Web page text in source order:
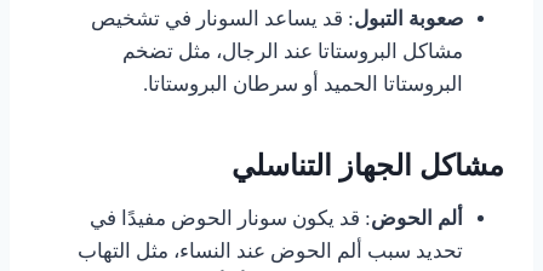
صعوبة التبول: قد يساعد السونار في تشخيص
مشاكل البروستاتا عند الرجال، مثل تضخم
البروستاتا الحميد أو سرطان البروستاتا.
مشاكل الجهاز التناسلي
ألم الحوض: قد يكون سونار الحوض مفيدًا في
تحديد سبب ألم الحوض عند النساء، مثل التهاب